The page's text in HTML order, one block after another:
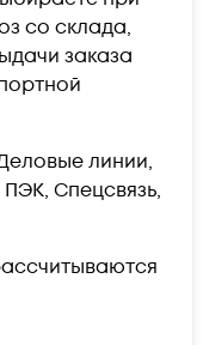
со склада,
заказа
линии,
Спецсвязь,